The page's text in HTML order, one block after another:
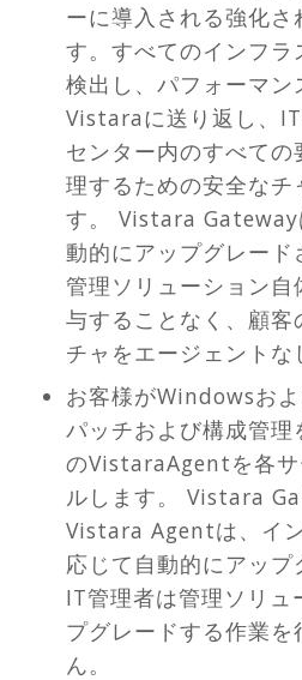
ーに導入される強化
す。すべてのインフラ
検出し、パフォーマン
Vistaraに送り返し、
センター内のすべて
理するための安全なチ
す。 Vistara Gateway
動的にアップグレード
管理ソリューション自
与することなく、顧客
チャをエージェントな
お客様がWindowsお
パッチおよび構成管
のVistaraAgentを各
ルします。 Vistara
Vistara Agentは、イ
応じて自動的にアップ
IT管理者は管理ソリュ
プグレードする作業
ん。